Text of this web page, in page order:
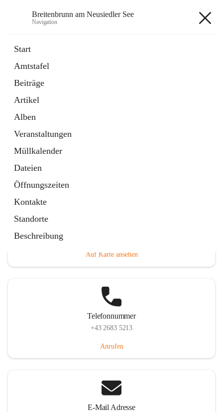
Breitenbrunn am Neusiedler See
Navigation
Start
Amtstafel
Beiträge
Artikel
Alben
Veranstaltungen
Müllkalender
Dateien
Öffnungszeiten
Kontakte
Standorte
Beschreibung
18 Schnellzugriffe
Gemeindeservice
Auf Karte ansehen
Telefonnummer
+43 2683 5213
Anrufen
E-Mail Adresse